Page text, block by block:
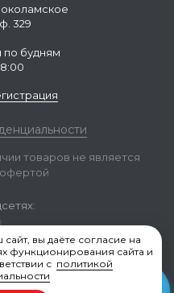
329
по будням
товаров не является
2026, Москва
вы даёте согласие на
функционирования сайта и
с политикой